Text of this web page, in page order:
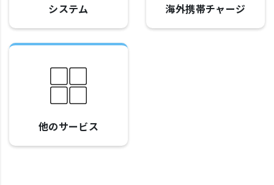
システム 海外携帯チャージ
他のサービス